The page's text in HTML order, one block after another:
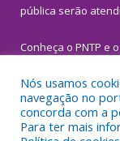
pública serão
Conheça o PNTP e o
Todos os
Nós usamos
navegação no
concorda com a
Para ter mais